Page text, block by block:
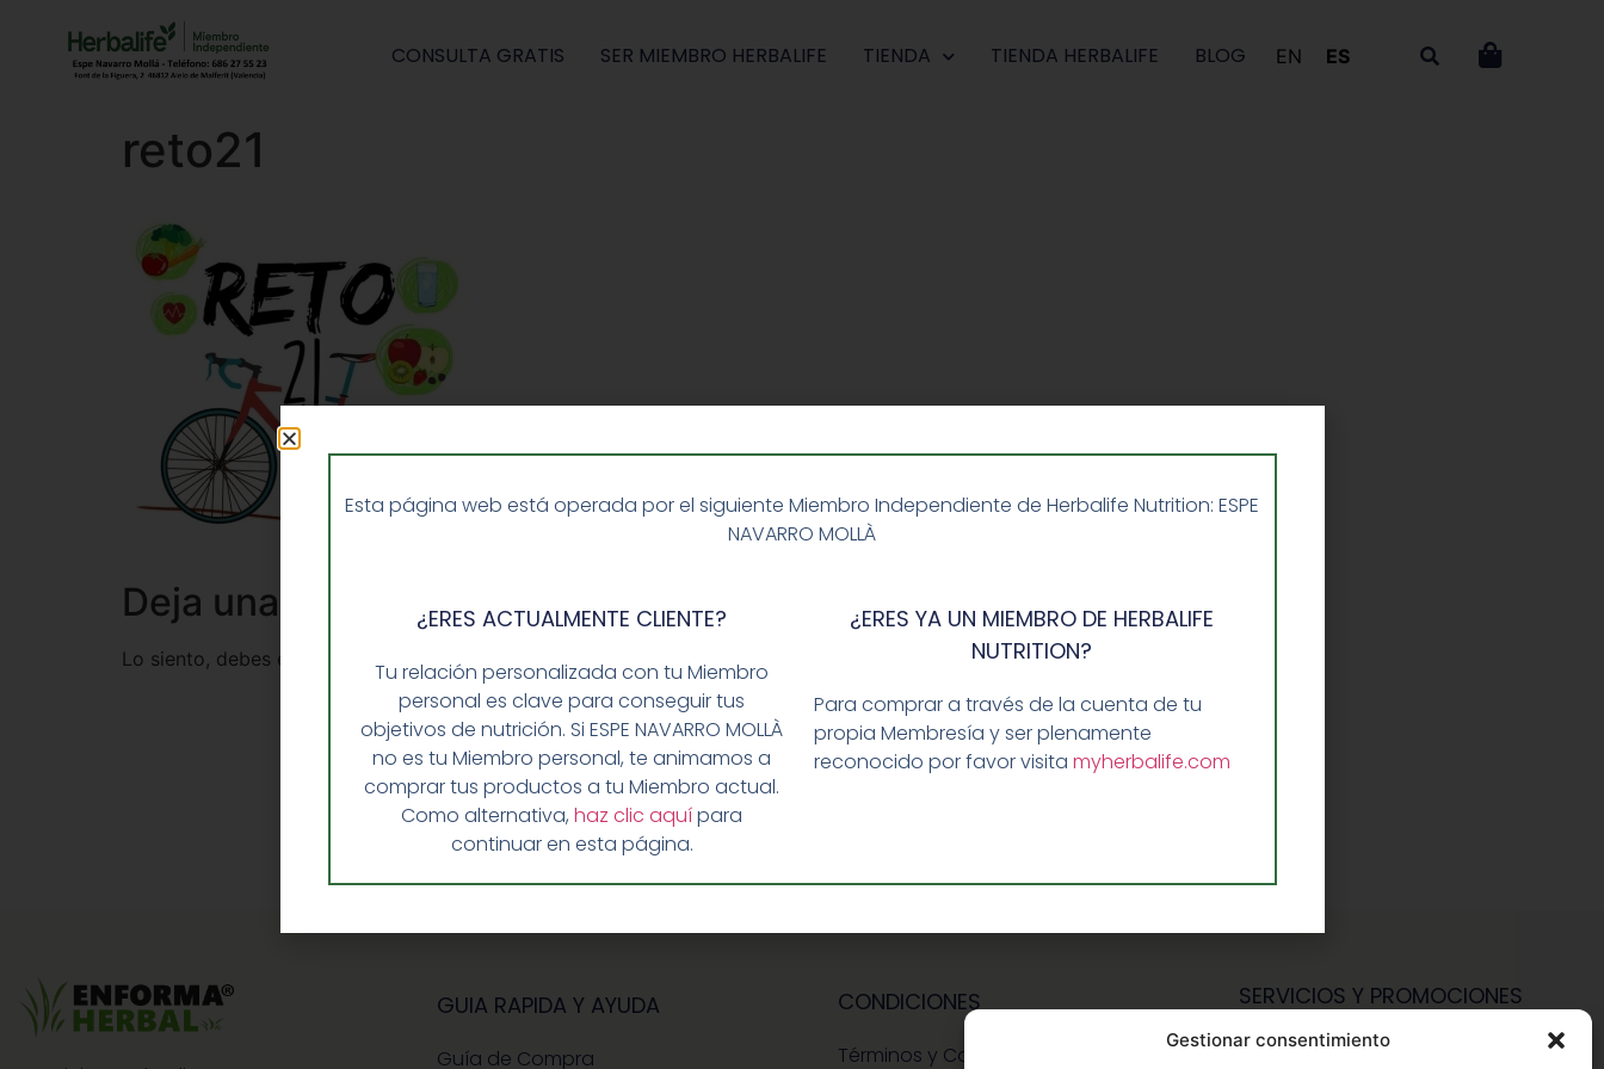
Gestionar consentimiento
CONSULTA GRATIS SER MIEMBRO HERBALIFE TIENDA TIENDA HERBALIFE BLOG EN ES
reto21
Deja una respuesta
Lo siento, debes estar conectado para publicar un comentario.
GUIA RAPIDA Y AYUDA
Guía de Compra
CONDICIONES
Términos y Condiciones
SERVICIOS Y PROMOCIONES
Hazte Miembro Herbalife
Esta página web está operada por el siguiente Miembro Independiente de Herbalife Nutrition: ESPE
NAVARRO MOLLÀ
¿ERES ACTUALMENTE CLIENTE?
Tu relación personalizada con tu Miembro
personal es clave para conseguir tus
objetivos de nutrición. Si ESPE NAVARRO MOLLÀ
no es tu Miembro personal, te animamos a
comprar tus productos a tu Miembro actual.
Como alternativa,haz clic aquípara
continuar en esta página.
¿ERES YA UN MIEMBRO DE HERBALIFE
NUTRITION?
Para comprar a través de la cuenta de tu
propia Membresía y ser plenamente
reconocido por favor visita myherbalife.com